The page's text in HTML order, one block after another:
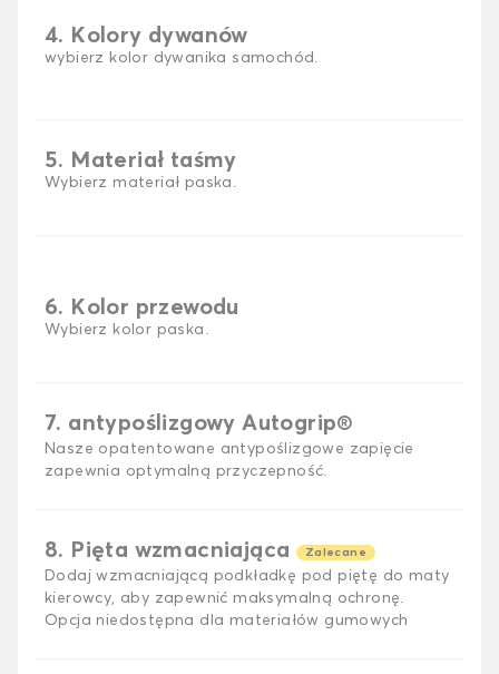
4. Kolory dywanów
wybierz kolor dywanika samochód.
5. Materiał taśmy
Wybierz materiał paska.
6. Kolor przewodu
Wybierz kolor paska.
7. antypoślizgowy Autogrip®
Nasze opatentowane antypoślizgowe zapięcie
zapewnia optymalną przyczepność.
8. Pięta wzmacniająca Zalecane
Dodaj wzmacniającą podkładkę pod piętę do maty
kierowcy, aby zapewnić maksymalną ochronę.
Opcja niedostępna dla materiałów gumowych